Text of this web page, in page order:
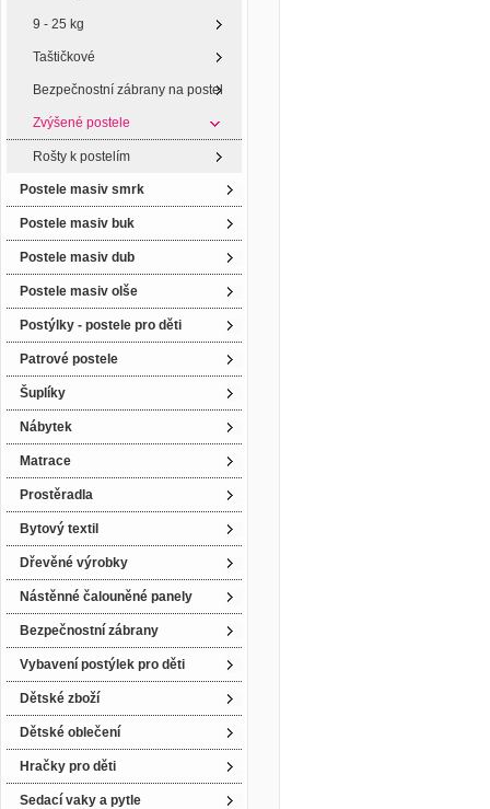
9 - 25 kg
Taštičkové
Bezpečnostní zábrany na postel
Zvýšené postele
Rošty k postelím
Postele masiv smrk
Postele masiv buk
Postele masiv dub
Postele masiv olše
Postýlky - postele pro děti
Patrové postele
Šuplíky
Nábytek
Matrace
Prostěradla
Bytový textil
Dřevěné výrobky
Nástěnné čalouněné panely
Bezpečnostní zábrany
Vybavení postýlek pro děti
Dětské zboží
Dětské oblečení
Hračky pro děti
Sedací vaky a pytle